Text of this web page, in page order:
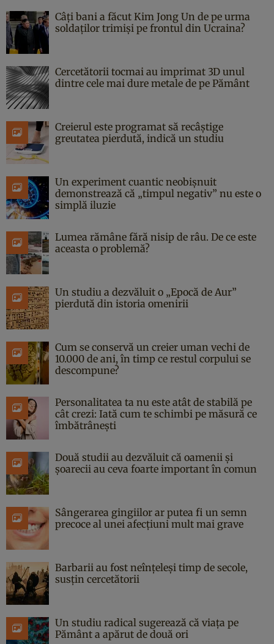
Câți bani a făcut Kim Jong Un de pe urma
soldaților trimiși pe frontul din Ucraina?
Cercetătorii tocmai au imprimat 3D unul
dintre cele mai dure metale de pe Pământ
Creierul este programat să recâștige
greutatea pierdută, indică un studiu
Un experiment cuantic neobișnuit
demonstrează că „timpul negativ” nu este o
simplă iluzie
Lumea rămâne fără nisip de râu. De ce este
aceasta o problemă?
Un studiu a dezvăluit o „Epocă de Aur”
pierdută din istoria omenirii
Cum se conservă un creier uman vechi de
10.000 de ani, în timp ce restul corpului se
descompune?
Personalitatea ta nu este atât de stabilă pe
cât crezi: Iată cum te schimbi pe măsură ce
îmbătrânești
Două studii au dezvăluit că oamenii și
șoarecii au ceva foarte important în comun
Sângerarea gingiilor ar putea fi un semn
precoce al unei afecțiuni mult mai grave
Barbarii au fost neînțeleși timp de secole,
susțin cercetătorii
Un studiu radical sugerează că viața pe
Pământ a apărut de două ori